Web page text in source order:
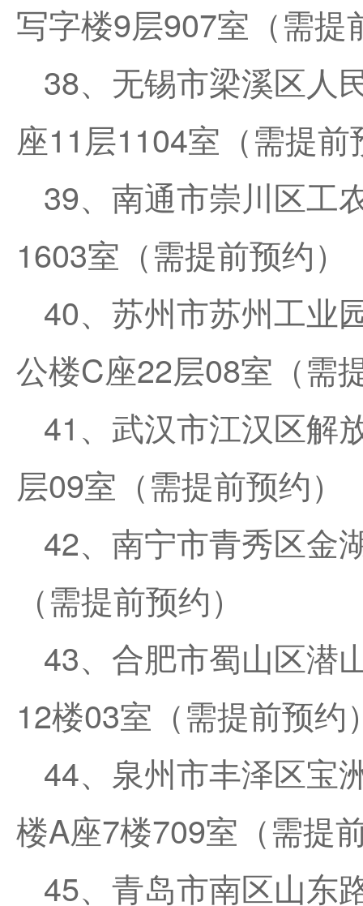
写字楼9层907室（需提
38、无锡市梁溪区人
座11层1104室（需提前
39、南通市崇川区工
1603室（需提前预约）
40、苏州市苏州工业
公楼C座22层08室（需
41、武汉市江汉区解
层09室（需提前预约）
42、南宁市青秀区金
（需提前预约）
43、合肥市蜀山区潜
12楼03室（需提前预约
44、泉州市丰泽区宝
楼A座7楼709室（需提
45、青岛市南区山东